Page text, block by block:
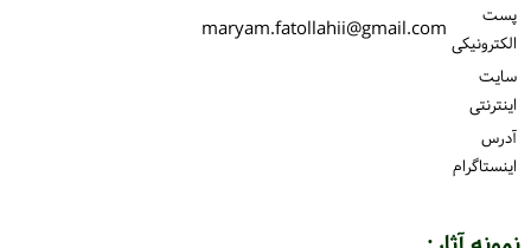
پست
الكترونیكی maryam.fatollahii@gmail.com
سایت
اینترنتی
آدرس
اینستاگرام